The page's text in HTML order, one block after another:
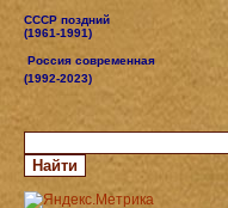
СССР поздний
(1961-1991)
Россия современная
(1992-2023)